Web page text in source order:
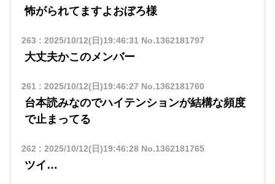
怖がられてますよおぼろ様
263 : 2025/10/12(日)19:46:31 No.1362181797
大丈夫かこのメンバー
261 : 2025/10/12(日)19:46:27 No.1362181760
台本読みなのでハイテンションが結構な頻度
で止まってる
262 : 2025/10/12(日)19:46:28No.1362181765
ツイ…